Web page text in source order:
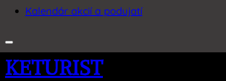
Kalendár akcií a podujatí
KETURIST